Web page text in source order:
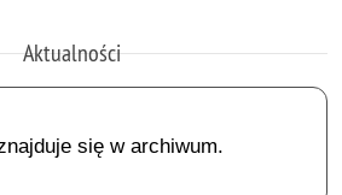
Aktualności
się w archiwum.